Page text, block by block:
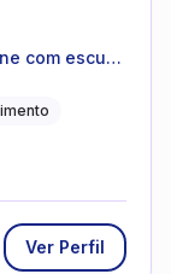
com escuta
Ver Perfil